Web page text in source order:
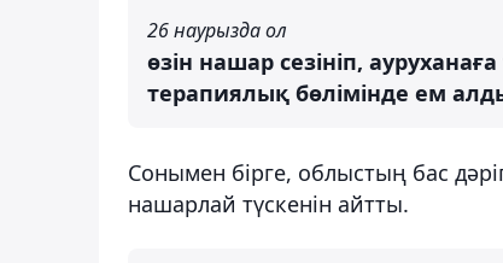
26 наурызда ол
өзін нашар сезініп,
терапиялық бөлімінде ем
Сонымен бірге, облыстың бас
нашарлай түскенін айтты.